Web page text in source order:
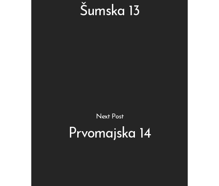
Šumska 13
Next Post
Prvomajska 14Paketi proizvoda